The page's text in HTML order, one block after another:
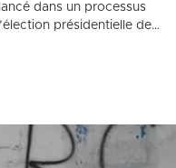
dans un processus
présidentielle de…